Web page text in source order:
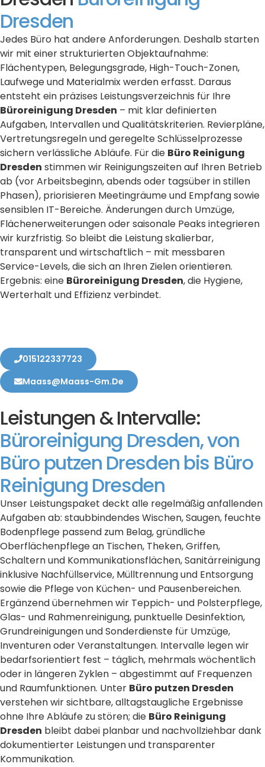
Dresden
Jedes Büro hat andere Anforderungen. Deshalb starten
wir mit einer strukturierten Objektaufnahme:
Flächentypen, Belegungsgrade, High-Touch-Zonen,
Laufwege und Materialmix werden erfasst. Daraus
entsteht ein präzises Leistungsverzeichnis für Ihre
Büroreinigung Dresden – mit klar definierten
Aufgaben, Intervallen und Qualitätskriterien. Revierpläne,
Vertretungsregeln und geregelte Schlüsselprozesse
sichern verlässliche Abläufe. Für die Büro Reinigung
Dresden stimmen wir Reinigungszeiten auf Ihren Betrieb
ab (vor Arbeitsbeginn, abends oder tagsüber in stillen
Phasen), priorisieren Meetingräume und Empfang sowie
sensiblen IT-Bereiche. Änderungen durch Umzüge,
Flächenerweiterungen oder saisonale Peaks integrieren
wir kurzfristig. So bleibt die Leistung skalierbar,
transparent und wirtschaftlich – mit messbaren
Service-Levels, die sich an Ihren Zielen orientieren.
Ergebnis: eine Büroreinigung Dresden, die Hygiene,
Werterhalt und Effizienz verbindet.
015122337723
Maass@maass-Gm.de
Leistungen & Intervalle:
Büroreinigung Dresden, von
Büro putzen Dresden bis Büro
Reinigung Dresden
Unser Leistungspaket deckt alle regelmäßig anfallenden
Aufgaben ab: staubbindendes Wischen, Saugen, feuchte
Bodenpflege passend zum Belag, gründliche
Oberflächenpflege an Tischen, Theken, Griffen,
Schaltern und Kommunikationsflächen, Sanitärreinigung
inklusive Nachfüllservice, Mülltrennung und Entsorgung
sowie die Pflege von Küchen- und Pausenbereichen.
Ergänzend übernehmen wir Teppich- und Polsterpflege,
Glas- und Rahmenreinigung, punktuelle Desinfektion,
Grundreinigungen und Sonderdienste für Umzüge,
Inventuren oder Veranstaltungen. Intervalle legen wir
bedarfsorientiert fest – täglich, mehrmals wöchentlich
oder in längeren Zyklen – abgestimmt auf Frequenzen
und Raumfunktionen. Unter Büro putzen Dresden
verstehen wir sichtbare, alltagstaugliche Ergebnisse
ohne Ihre Abläufe zu stören; die Büro Reinigung
Dresden bleibt dabei planbar und nachvollziehbar dank
dokumentierter Leistungen und transparenter
Kommunikation.